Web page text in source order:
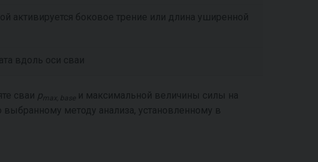
активируется боковое трение или длина уширенной
вдоль оси сваи
сваи pmax, base
и максимальной величины силы на
методу анализа, установленному в